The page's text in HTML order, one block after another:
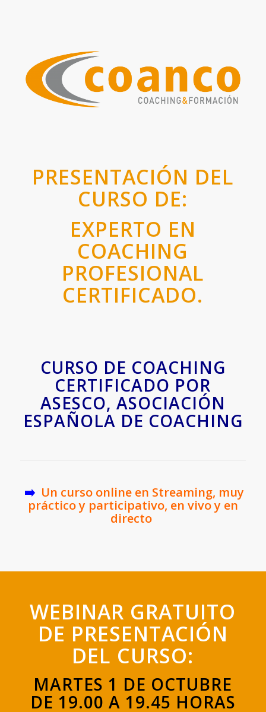
PRESENTACIÓN DEL
CURSO DE:
EXPERTO EN
COACHING
PROFESIONAL
CERTIFICADO.
CURSO DE COACHING
CERTIFICADO POR
ASESCO, ASOCIACIÓN
ESPAÑOLA DE COACHING
➡️ Un curso online en Streaming, muy
práctico y participativo, en vivo y en
directo
WEBINAR GRATUITO
DE PRESENTACIÓN
DEL CURSO:
MARTES 1 DE OCTUBRE
DE 19.00 A 19.45 HORAS